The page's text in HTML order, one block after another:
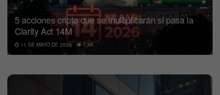
5 acciones cripto que se multiplicarán si pasa la
Clarity Act 14M
11 DE MAYO DE 2026 7.8K